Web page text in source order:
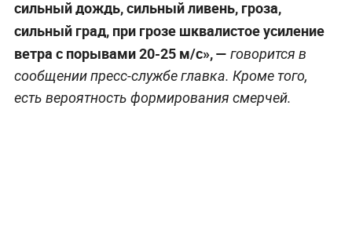
сильный дождь, сильный ливень, гроза,
сильный град, при грозе шквалистое усиление
ветра с порывами 20-25 м/с», — говорится в
сообщении пресс-службе главка. Кроме того,
есть вероятность формирования смерчей.